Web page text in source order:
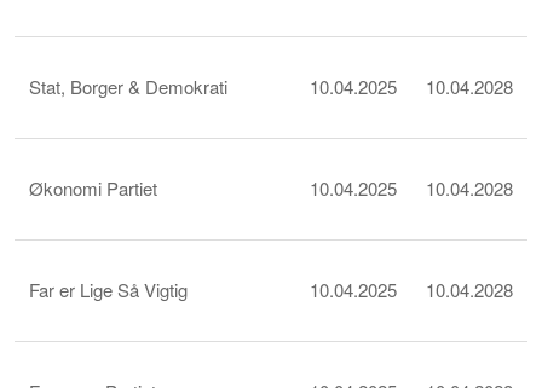
Stat, Borger & Demokrati 10.04.2025 10.04.2028
Økonomi Partiet 10.04.2025 10.04.2028
Far er Lige Så Vigtig 10.04.2025 10.04.2028